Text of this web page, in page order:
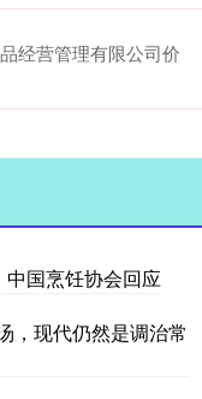
经营管理有限公司价
中国烹饪协会回应
现代仍然是调治常